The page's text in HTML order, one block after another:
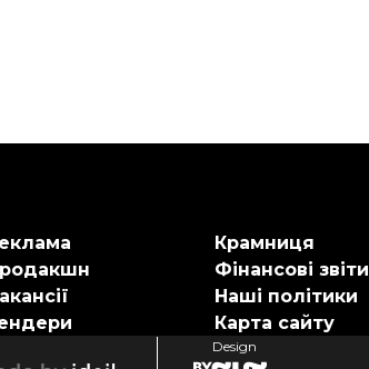
Крамниця
Фінансові звіти
Наші політики
Карта сайту
Design